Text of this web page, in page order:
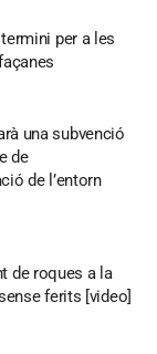
termini per a les
una subvenció
de
de l’entorn
de roques a la
ferits [video]